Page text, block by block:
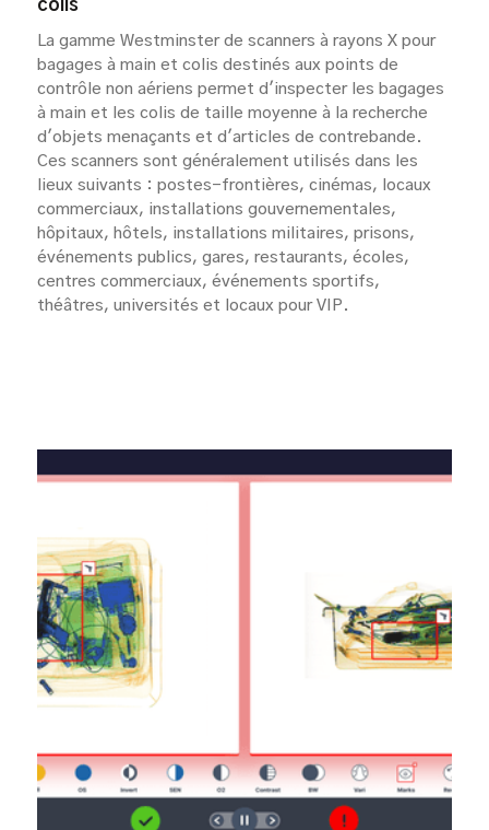
colis
La gamme Westminster de scanners à rayons X pour
bagages à main et colis destinés aux points de
contrôle non aériens permet d'inspecter les bagages
à main et les colis de taille moyenne à la recherche
d'objets menaçants et d'articles de contrebande.
Ces scanners sont généralement utilisés dans les
lieux suivants : postes-frontières, cinémas, locaux
commerciaux, installations gouvernementales,
hôpitaux, hôtels, installations militaires, prisons,
événements publics, gares, restaurants, écoles,
centres commerciaux, événements sportifs,
théâtres, universités et locaux pour VIP.